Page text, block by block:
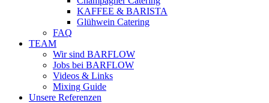
KAFFEE & BARISTA
Glühwein Catering
FAQ
TEAM
Wir sind BARFLOW
Jobs bei BARFLOW
Videos & Links
Mixing Guide
Unsere Referenzen